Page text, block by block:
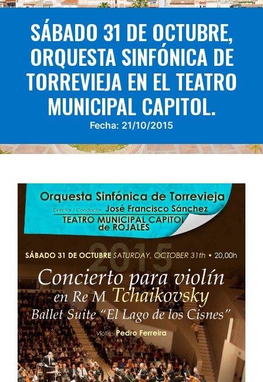
SÁBADO 31 DE OCTUBRE,
ORQUESTA SINFÓNICA DE
TORREVIEJA EN EL TEATRO
MUNICIPAL CAPITOL.
Fecha: 21/10/2015